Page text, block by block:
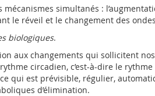
simultanés :
le réveil et le changement des
biologiques.
aux changements qui sollicitent
circadien, c’est-à-dire le rythme
qui est prévisible, régulier,
d’élimination.